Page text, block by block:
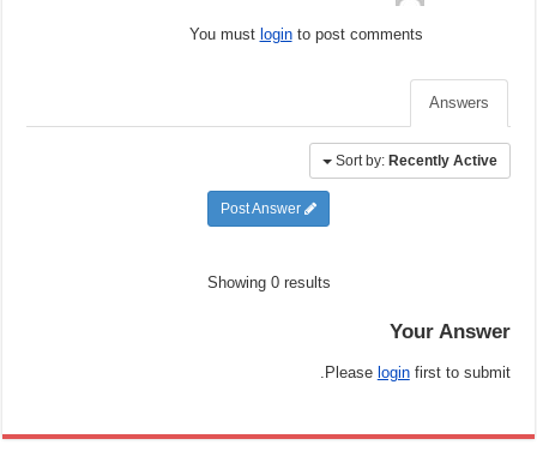
You must loginto post comments
Answers
Sort by: Recently Active
Showing 0 results
Your Answer
Please loginfirst to submit.